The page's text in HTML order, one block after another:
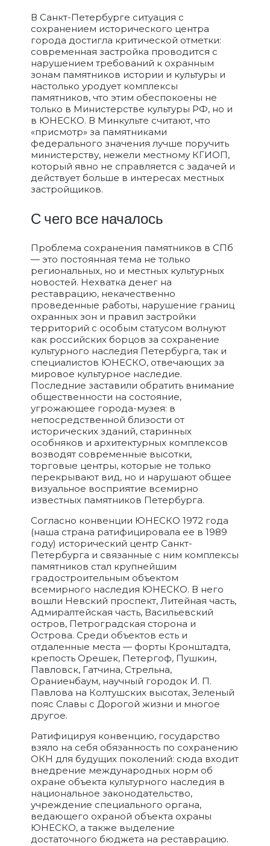
В Санкт-Петербурге ситуация с
сохранением исторического центра
города достигла критической отметки:
современная застройка проводится с
нарушением требований к охранным
зонам памятников истории и культуры и
настолько уродует комплексы
памятников, что этим обеспокоены не
только в Министерстве культуры РФ, но и
в ЮНЕСКО. В Минкульте считают, что
«присмотр» за памятниками
федерального значения лучше поручить
министерству, нежели местному КГИОП,
который явно не справляется с задачей и
действует больше в интересах местных
застройщиков.
С чего все началось
Проблема сохранения памятников в СПб
— это постоянная тема не только
региональных, но и местных культурных
новостей. Нехватка денег на
реставрацию, некачественно
проведенные работы, нарушение границ
охранных зон и правил застройки
территорий с особым статусом волнуют
как российских борцов за сохранение
культурного наследия Петербурга, так и
специалистов ЮНЕСКО, отвечающих за
мировое культурное наследие.
Последние заставили обратить внимание
общественности на состояние,
угрожающее города-музея: в
непосредственной близости от
исторических зданий, старинных
особняков и архитектурных комплексов
возводят современные высотки,
торговые центры, которые не только
перекрывают вид, но и нарушают общее
визуальное восприятие всемирно
известных памятников Петербурга.
Согласно конвенции ЮНЕСКО 1972 года
(наша страна ратифицировала ее в 1989
году) исторический центр Санкт-
Петербурга и связанные с ним комплексы
памятников стал крупнейшим
градостроительным объектом
всемирного наследия ЮНЕСКО. В него
вошли Невский проспект, Литейная часть,
Адмиралтейская часть, Васильевский
остров, Петроградская сторона и
Острова. Среди объектов есть и
отдаленные места — форты Кронштадта,
крепость Орешек, Петергоф, Пушкин,
Павловск, Гатчина, Стрельна,
Ораниенбаум, научный городок И. П.
Павлова на Колтушских высотах, Зеленый
пояс Славы с Дорогой жизни и многое
другое.
Ратифицируя конвенцию, государство
взяло на себя обязанность по сохранению
ОКН для будущих поколений: сюда входит
внедрение международных норм об
охране объекта культурного наследия в
национальное законодательство,
учреждение специального органа,
ведающего охраной объекта охраны
ЮНЕСКО, а также выделение
достаточного бюджета на реставрацию.